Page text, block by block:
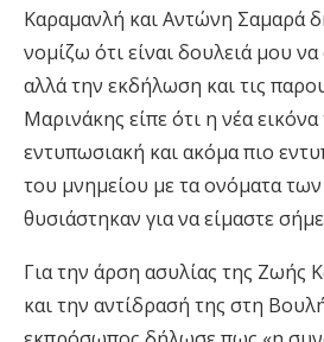
Καραμανλή και Αντώνη Σαμαρά
νομίζω ότι είναι δουλειά μου
αλλά την εκδήλωση και τις
Μαρινάκης είπε ότι η νέα
εντυπωσιακή και ακόμα πιο
του μνημείου με τα ονόματα
θυσιάστηκαν για να είμαστε
Για την άρση ασυλίας της Ζωής
και την αντίδρασή της στη